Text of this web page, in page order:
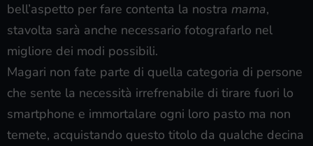
bell’aspetto per fare contenta la nostra mama,
stavolta sarà anche necessario fotografarlo nel
migliore dei modi possibili.
Magari non fate parte di quella categoria di persone
che sente la necessità irrefrenabile di tirare fuori lo
smartphone e immortalare ogni loro pasto ma non
temete, acquistando questo titolo da qualche decina